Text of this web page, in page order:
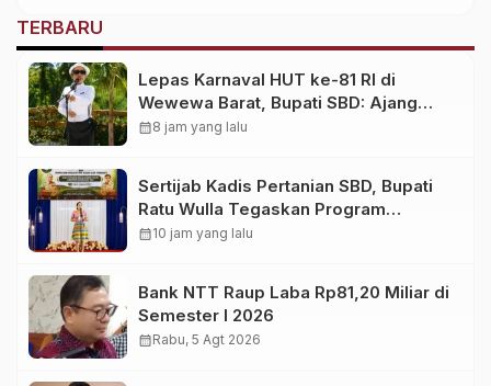
TERBARU
Lepas Karnaval HUT ke-81 RI di
Wewewa Barat, Bupati SBD: Ajang
Memperkuat Persaudaraan!
calendar_month8 jam yang lalu
Sertijab Kadis Pertanian SBD, Bupati
Ratu Wulla Tegaskan Program
Strategis Harus Berlanjut
calendar_month10 jam yang lalu
Bank NTT Raup Laba Rp81,20 Miliar di
Semester I 2026
calendar_monthRabu, 5 Agt 2026